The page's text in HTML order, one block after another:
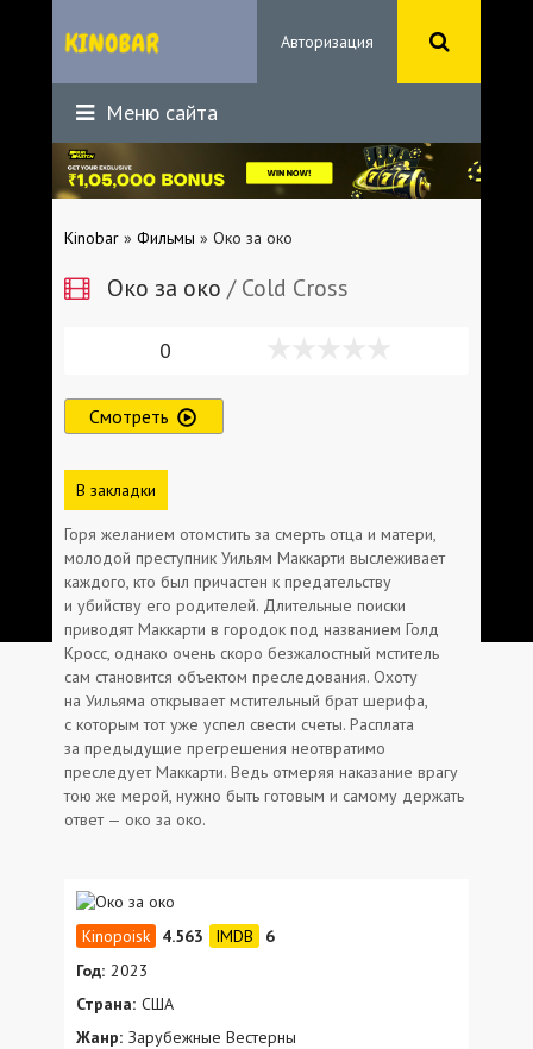
Авторизация
Меню сайта
Kinobar » Фильмы » Око за око
Око за око / Cold Cross
0
Смотреть
В закладки
Горя желанием отомстить за смерть отца и матери,
молодой преступник Уильям Маккарти выслеживает
каждого, кто был причастен к предательству
и убийству его родителей. Длительные поиски
приводят Маккарти в городок под названием Голд
Кросс, однако очень скоро безжалостный мститель
сам становится объектом преследования. Охоту
на Уильяма открывает мстительный брат шерифа,
с которым тот уже успел свести счеты. Расплата
за предыдущие прегрешения неотвратимо
преследует Маккарти. Ведь отмеряя наказание врагу
тою же мерой, нужно быть готовым и самому держать
ответ — око за око.
4.563
6
Год: 2023
Страна: США
Жанр: Зарубежные Вестерны